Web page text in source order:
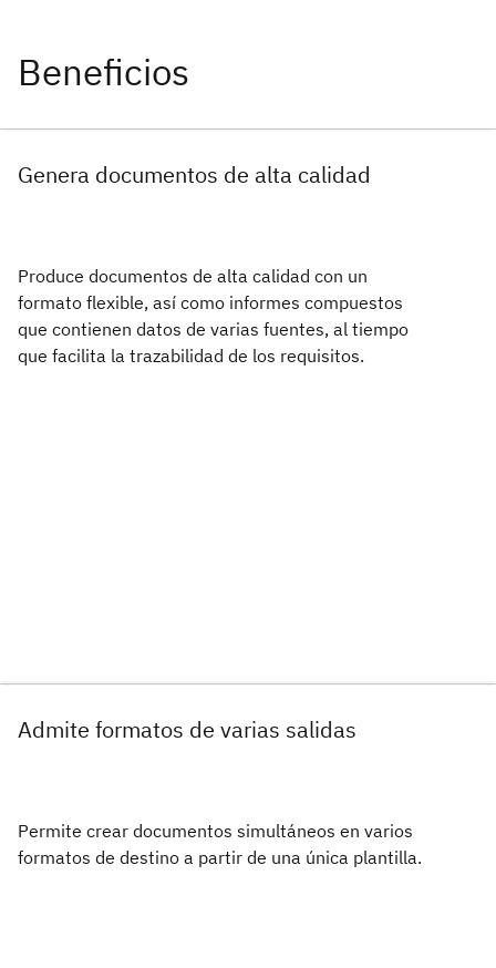
Genera documentos de alta calidad
Produce documentos de alta calidad con un
formato flexible, así como informes compuestos
que contienen datos de varias fuentes, al tiempo
que facilita la trazabilidad de los requisitos.
Admite formatos de varias salidas
Permite crear documentos simultáneos en varios
formatos de destino a partir de una única plantilla.